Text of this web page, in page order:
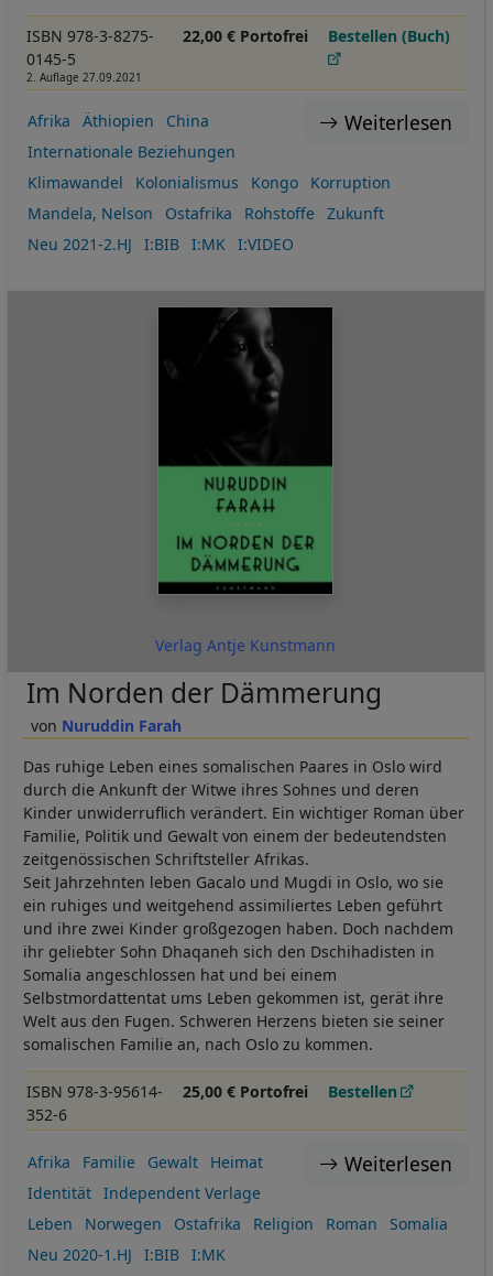
ISBN 978-3-8275-
0145-5
2. Auflage 27.09.2021
22,00 € Portofrei Bestellen (Buch)
Weiterlesen
Afrika Äthiopien
China
Internationale Beziehungen
Klimawandel
Kolonialismus Kongo
Korruption
Mandela, Nelson
Ostafrika Rohstoffe
Zukunft
Neu 2021-2.HJ
I:BIB I:MK I:VIDEO
Verlag Antje Kunstmann
Nuruddin Farah
Im Norden der Dämmerung
Das ruhige Leben eines somalischen Paares in Oslo wird
durch die Ankunft der Witwe ihres Sohnes und deren
Kinder unwiderruflich verändert. Ein wichtiger Roman über
Familie, Politik und Gewalt von einem der bedeutendsten
zeitgenössischen Schriftsteller Afrikas.
Seit Jahrzehnten leben Gacalo und Mugdi in Oslo, wo sie
ein ruhiges und weitgehend assimiliertes Leben geführt
und ihre zwei Kinder großgezogen haben. Doch nachdem
ihr geliebter Sohn Dhaqaneh sich den Dschihadisten in
Somalia angeschlossen hat und bei einem
Selbstmordattentat ums Leben gekommen ist, gerät ihre
Welt aus den Fugen. Schweren Herzens bieten sie seiner
somalischen Familie an, nach Oslo zu kommen.
ISBN 978-3-95614-
352-6
25,00 € Portofrei Bestellen
Weiterlesen
Afrika Familie Gewalt
Heimat
Identität
Independent Verlage
Leben
Norwegen Ostafrika Religion Roman
Somalia
Neu 2020-1.HJ
I:BIB I:MK